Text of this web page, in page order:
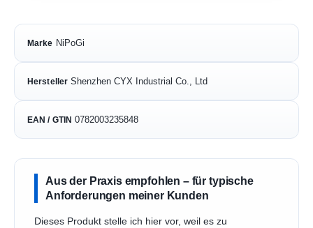
Marke NiPoGi
Hersteller Shenzhen CYX Industrial Co., Ltd
EAN / GTIN 0782003235848
Aus der Praxis empfohlen – für typische
Anforderungen meiner Kunden
Dieses Produkt stelle ich hier vor, weil es zu